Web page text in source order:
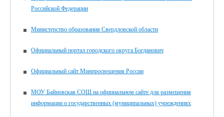
Российской Федерации
Министерство образования Свердловской области
Официальный портал городского округа Богданович
Официальный сайт Минпросвещения России
МОУ Байновская СОШ на официальном сайте для размещения
информации о государственных (муниципальных) учреждениях